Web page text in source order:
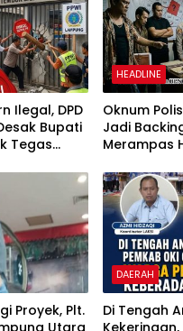
Ilegal, DPD
Bupati
Tegas
HEADLINE
Oknum
Jadi
Merampas
Proyek, Plt.
DAERAH
Di Tengah